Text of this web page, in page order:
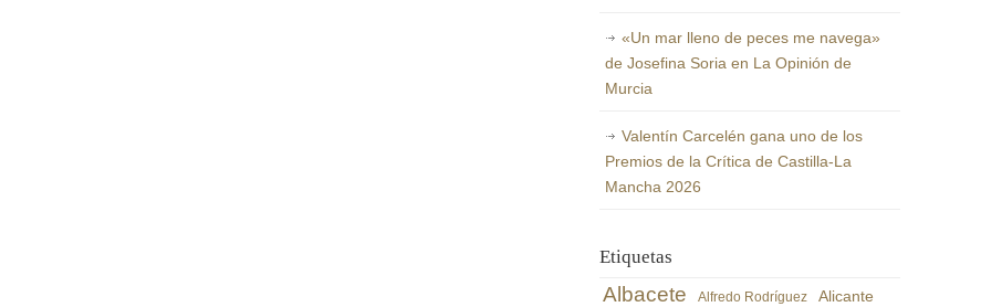
«Un mar lleno de peces me navega»
de Josefina Soria en La Opinión de
Murcia
Valentín Carcelén gana uno de los
Premios de la Crítica de Castilla-La
Mancha 2026
Etiquetas
Albacete Alfredo Rodríguez
Alicante